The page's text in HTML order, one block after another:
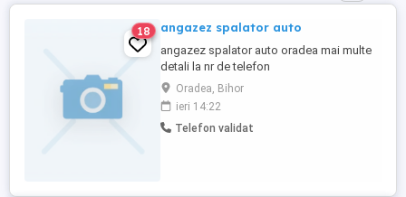
18 angazez spalator auto
angazez spalator auto oradea mai multe
detali la nr de telefon
Oradea, Bihor
ieri 14:22
Telefon validat